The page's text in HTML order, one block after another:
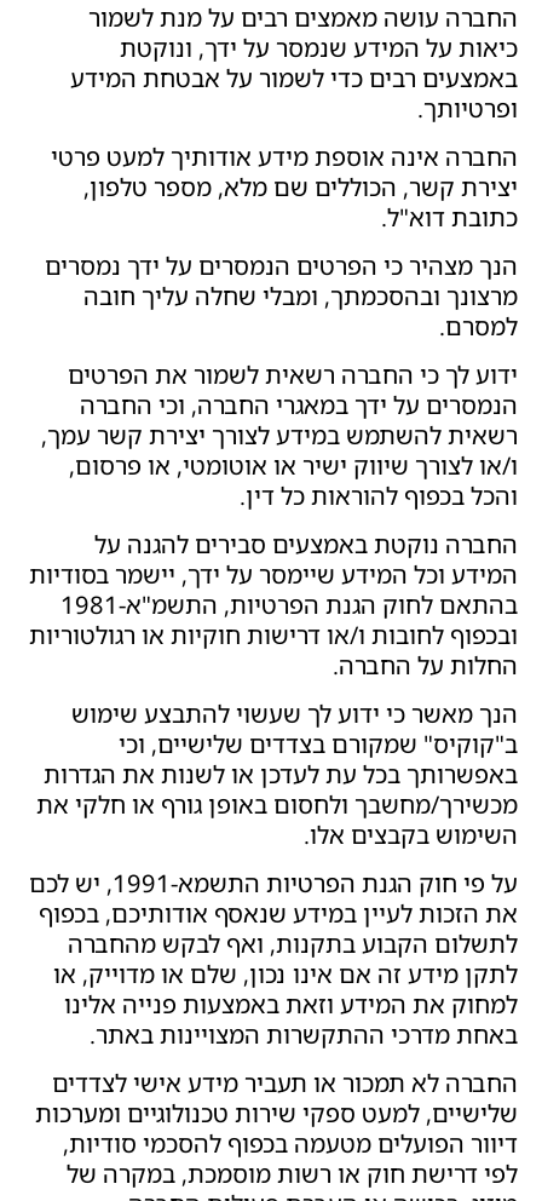
החברה עושה מאמצים רבים על מנת לשמור
כיאות על המידע שנמסר על ידך, ונוקטת
באמצעים רבים כדי לשמור על אבטחת המידע
ופרטיותך.
החברה אינה אוספת מידע אודותיך למעט פרטי
יצירת קשר, הכוללים שם מלא, מספר טלפון,
כתובת דוא"ל.
הנך מצהיר כי הפרטים הנמסרים על ידך נמסרים
מרצונך ובהסכמתך, ומבלי שחלה עליך חובה
למסרם.
ידוע לך כי החברה רשאית לשמור את הפרטים
הנמסרים על ידך במאגרי החברה, וכי החברה
רשאית להשתמש במידע לצורך יצירת קשר עמך,
ו/או לצורך שיווק ישיר או אוטומטי, או פרסום,
והכל בכפוף להוראות כל דין.
החברה נוקטת באמצעים סבירים להגנה על
המידע וכל המידע שיימסר על ידך, יישמר בסודיות
בהתאם לחוק הגנת הפרטיות, התשמ"א-1981
ובכפוף לחובות ו/או דרישות חוקיות או רגולטוריות
החלות על החברה.
הנך מאשר כי ידוע לך שעשוי להתבצע שימוש
ב"קוקיס" שמקורם בצדדים שלישיים, וכי
באפשרותך בכל עת לעדכן או לשנות את הגדרות
מכשירך/מחשבך ולחסום באופן גורף או חלקי את
השימוש בקבצים אלו.
על פי חוק הגנת הפרטיות התשמא-1991, יש לכם
את הזכות לעיין במידע שנאסף אודותיכם, בכפוף
לתשלום הקבוע בתקנות, ואף לבקש מהחברה
לתקן מידע זה אם אינו נכון, שלם או מדוייק, או
למחוק את המידע וזאת באמצעות פנייה אלינו
באחת מדרכי ההתקשרות המצויינות באתר.
החברה לא תמכור או תעביר מידע אישי לצדדים
שלישיים, למעט ספקי שירות טכנולוגיים ומערכות
דיוור הפועלים מטעמה בכפוף להסכמי סודיות,
לפי דרישת חוק או רשות מוסמכת, במקרה של